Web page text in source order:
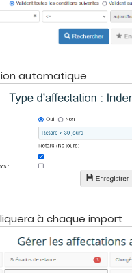
automatique
à chaque import